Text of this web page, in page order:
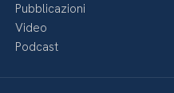
Pubblicazioni
Video
Podcast